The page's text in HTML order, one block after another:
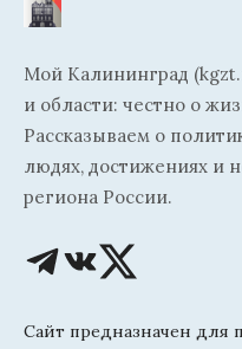
Мой Калининград
и области: честно о
Рассказываем о
людях, достижениях и
региона России.
Сайт предназначен для